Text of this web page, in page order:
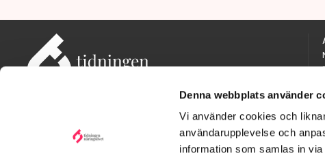
Denna webbplats använder
Vi använder cookies och
användarupplevelse och
information som samlas in
Adress: Tidningen Näringslivet, 114 82 Stockholm